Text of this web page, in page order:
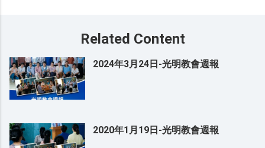
Related Content
2024年3月24日-光明教會週報
2020年1月19日-光明教會週報